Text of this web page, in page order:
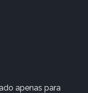
apenas para